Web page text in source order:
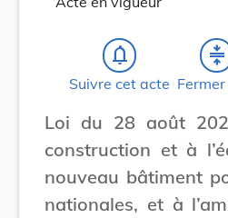
notifications_none
Suivre cet acte
compress
Loi du 28 août
construction et à
nouveau bâtiment
nationales, et à